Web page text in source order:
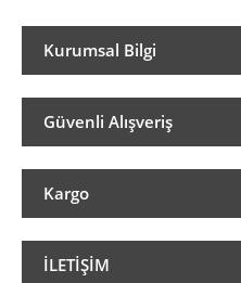
Kurumsal Bilgi
Güvenli Alışveriş
Kargo
İLETIŞIM